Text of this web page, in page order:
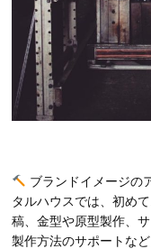
ブランドイメージの
タルハウスでは、初め
稿、金型や原型製作、
製作方法のサポートな